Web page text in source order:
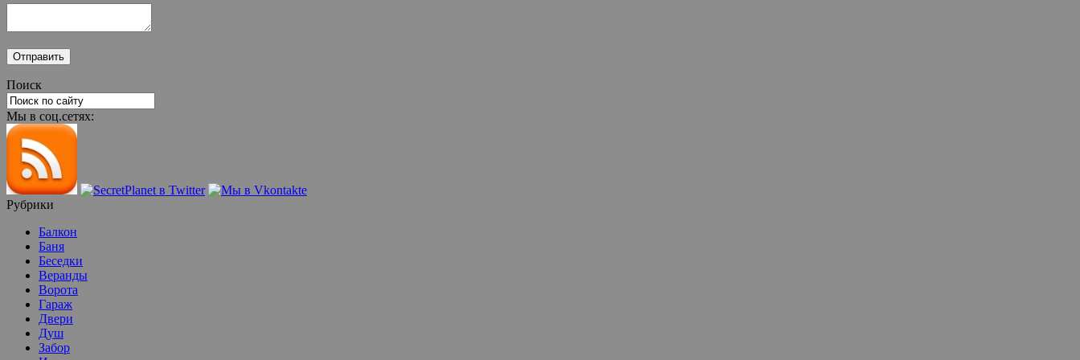
Поиск
Мы в соц.сетях:
Рубрики
Балкон
Баня
Беседки
Веранды
Ворота
Гараж
Двери
Душ
Забор